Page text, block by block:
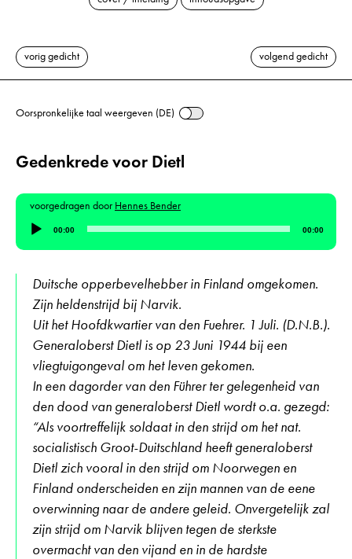
vorig gedicht volgend gedicht
Oorspronkelijke taal weergeven (DE)
Gedenkrede voor Dietl
voorgedragen door Hennes Bender
Audiospeler
00:00 00:00
Duitsche opperbevelhebber in Finland omgekomen.
Zijn heldenstrijd bij Narvik.
Uit het Hoofdkwartier van den Fuehrer. 1 Juli. (D.N.B.).
Generaloberst Dietl is op 23 Juni 1944 bij een
vliegtuigongeval om het leven gekomen.
In een dagorder van den Führer ter gelegenheid van
den dood van generaloberst Dietl wordt o.a. gezegd:
“Als voortreffelijk soldaat in den strijd om het nat.
socialistisch Groot-Duitschland heeft generaloberst
Dietl zich vooral in den strijd om Noorwegen en
Finland onderscheiden en zijn mannen van de eene
overwinning naar de andere geleid. Onvergetelijk zal
zijn strijd om Narvik blijven tegen de sterkste
overmacht van den vijand en in de hardste